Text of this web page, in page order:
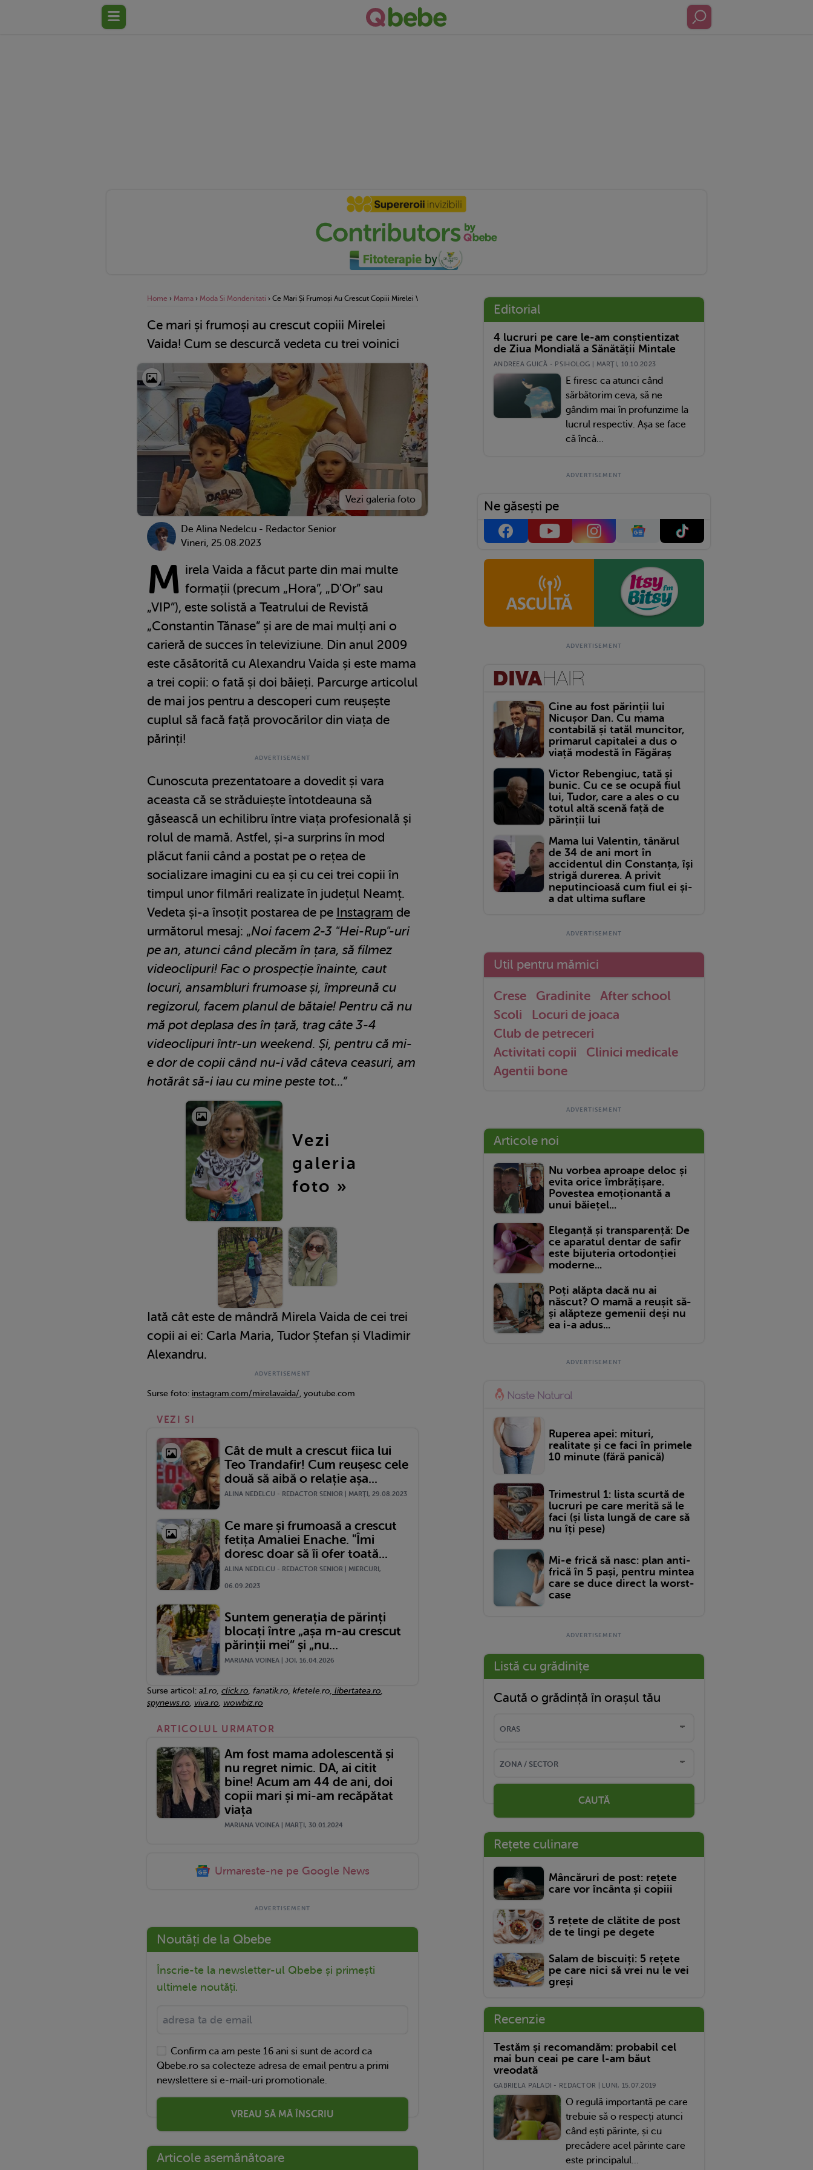
Home › Mama › Moda Si Mondenitati › Ce Mari Și Frumoși Au Crescut Copiii Mirelei Vaida! Cum Se Descurcă Vedeta Cu Trei Voinici
Ce mari și frumoși au crescut copiii Mirelei
Vaida! Cum se descurcă vedeta cu trei voinici
De Alina Nedelcu - Redactor Senior
Vineri, 25.08.2023
M irela Vaida a făcut parte din mai multe
formații (precum „Hora”, „D'Or” sau
„VIP”), este solistă a Teatrului de Revistă
„Constantin Tănase” și are de mai mulți ani o
carieră de succes în televiziune. Din anul 2009
este căsătorită cu Alexandru Vaida și este mama
a trei copii: o fată și doi băieți. Parcurge articolul
de mai jos pentru a descoperi cum reușește
cuplul să facă față provocărilor din viața de
părinți!
Cunoscuta prezentatoare a dovedit și vara
aceasta că se străduiește întotdeauna să
găsească un echilibru între viața profesională și
rolul de mamă. Astfel, și-a surprins în mod
plăcut fanii când a postat pe o rețea de
socializare imagini cu ea și cu cei trei copii în
timpul unor filmări realizate în județul Neamț.
Vedeta și-a însoțit postarea de pe Instagram de
următorul mesaj: „Noi facem 2-3 "Hei-Rup"-uri
pe an, atunci când plecăm în țara, să filmez
videoclipuri! Fac o prospecție înainte, caut
locuri, ansambluri frumoase și, împreună cu
regizorul, facem planul de bătaie! Pentru că nu
mă pot deplasa des în țară, trag câte 3-4
videoclipuri într-un weekend. Și, pentru că mi-
e dor de copii când nu-i văd câteva ceasuri, am
hotărât să-i iau cu mine peste tot...”
Vezi
galeria
foto »
Iată cât este de mândră Mirela Vaida de cei trei
copii ai ei: Carla Maria, Tudor Ștefan și Vladimir
Alexandru.
Surse foto: instagram.com/mirelavaida/, youtube.com
VEZI SI
Cât de mult a crescut fiica lui
Teo Trandafir! Cum reușesc cele
două să aibă o relație așa...
ALINA NEDELCU - REDACTOR SENIOR | MARŢI, 29.08.2023
Ce mare și frumoasă a crescut
fetița Amaliei Enache. "Îmi
doresc doar să îi ofer toată...
ALINA NEDELCU - REDACTOR SENIOR | MIERCURI,
06.09.2023
Suntem generația de părinți
blocați între „așa m-au crescut
părinții mei” și „nu...
MARIANA VOINEA | JOI, 16.04.2026
Surse articol: a1.ro, click.ro , fanatik.ro, kfetele.ro, libertatea.ro
spynews.ro viva.ro wowbiz.ro
ARTICOLUL URMATOR
Am fost mama adolescentă și
nu regret nimic. DA, ai citit
bine! Acum am 44 de ani, doi
copii mari și mi-am recăpătat
viața
MARIANA VOINEA | MARŢI, 30.01.2024
Urmareste-ne pe Google News
Noutăți de la Qbebe
Înscrie-te la newsletter-ul Qbebe și primești
ultimele noutăți.
Confirm ca am peste 16 ani si sunt de acord ca
Qbebe.ro sa colecteze adresa de email pentru a primi
newslettere si e-mail-uri promotionale.
VREAU SĂ MĂ ÎNSCRIU
Articole asemănătoare
Editorial
4 lucruri pe care le-am conștientizat
de Ziua Mondială a Sănătății Mintale
ANDREEA GUICĂ - PSIHOLOG | MARŢI, 10.10.2023
E firesc ca atunci când
sărbătorim ceva, să ne
gândim mai în profunzime la
lucrul respectiv. Așa se face
că încă...
Ne găsești pe
Cine au fost părinții lui
Nicușor Dan. Cu mama
contabilă și tatăl muncitor,
primarul capitalei a dus o
viață modestă în Făgăraș
Victor Rebengiuc, tată și
bunic. Cu ce se ocupă fiul
lui, Tudor, care a ales o cu
totul altă scenă față de
părinții lui
Mama lui Valentin, tânărul
de 34 de ani mort în
accidentul din Constanța, își
strigă durerea. A privit
neputincioasă cum fiul ei și-
a dat ultima suflare
Util pentru mămici
Crese Gradinite
After school
Scoli
Locuri de joaca
Club de petreceri
Activitati copii
Clinici medicale
Agentii bone
Articole noi
Nu vorbea aproape deloc și
evita orice îmbrățișare.
Povestea emoționantă a
unui băiețel...
Eleganță și transparență: De
ce aparatul dentar de safir
este bijuteria ortodonției
moderne...
Poți alăpta dacă nu ai
născut? O mamă a reușit să-
și alăpteze gemenii deși nu
ea i-a adus...
Ruperea apei: mituri,
realitate și ce faci în primele
10 minute (fără panică)
Trimestrul 1: lista scurtă de
lucruri pe care merită să le
faci (și lista lungă de care să
nu îți pese)
Mi-e frică să nasc: plan anti-
frică în 5 pași, pentru mintea
care se duce direct la worst-
case
Listă cu grădinițe
Caută o grădință în orașul tău
CAUTĂ
Rețete culinare
Mâncăruri de post: rețete
care vor încânta și copiii
3 rețete de clătite de post
de te lingi pe degete
Salam de biscuiți: 5 rețete
pe care nici să vrei nu le vei
greși
Recenzie
Testăm și recomandăm: probabil cel
mai bun ceai pe care l-am băut
vreodată
GABRIELA PALADI - REDACTOR | LUNI, 15.07.2019
O regulă importantă pe care
trebuie să o respecți atunci
când ești părinte, și cu
precădere acel părinte care
este principalul...